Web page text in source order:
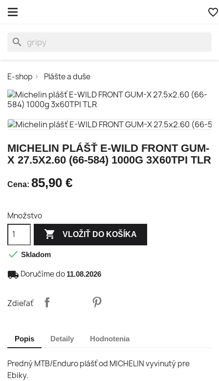
favorite_border
search
E-shop Plášte a duše
MICHELIN PLÁŠŤ E-WILD FRONT GUM-
X 27.5X2.60 (66-584) 1000G 3X60TPI TLR
Cena: 85,90 €
Množstvo
 VLOŽIŤ DO KOŠÍKA
 Skladom
local_shipping Doručíme do 11.08.2026
Zdieľať
Popis Detaily Hodnotenia
Predný MTB/Enduro plášť od MICHELIN vyvinutý pre
Ebiky.